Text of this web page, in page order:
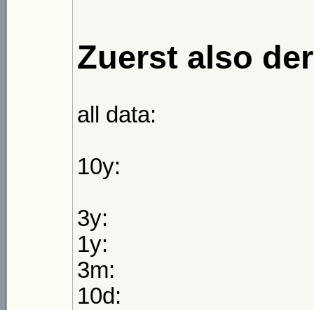
Zuerst also
all data:
10y:
3y:
1y:
3m:
10d: